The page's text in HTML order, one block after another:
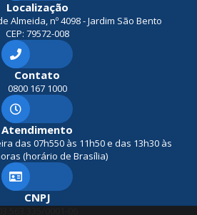
Localização
Almeida, nº 4098 - Jardim São Bento
CEP: 79572-008
Contato
0800 167 1000
Atendimento
das 07h550 às 11h50 e das 13h30 às
(horário de Brasília)
CNPJ